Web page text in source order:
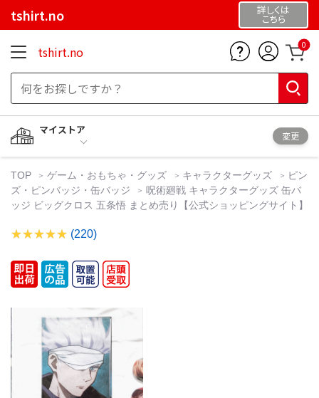
tshirt.no 詳しくは
こちら
tshirt.no 0
マイストア
変更
TOP ゲーム・おもちゃ・グッズ キャラクターグッズ
ピン
ズ・ピンバッジ・缶バッジ
呪術廻戦 キャラクターグッズ 缶バ
ッジ ビッグクロス 五条悟 まとめ売り【公式ショッピングサイト】
(220)